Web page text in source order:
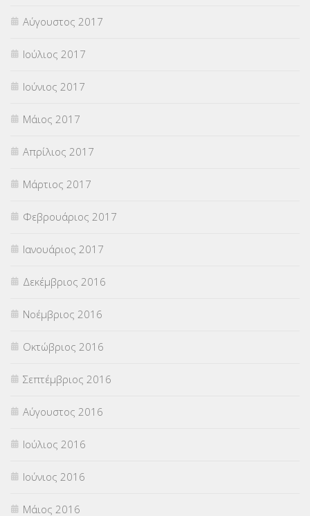
Αύγουστος 2017
Ιούλιος 2017
Ιούνιος 2017
Μάιος 2017
Απρίλιος 2017
Μάρτιος 2017
Φεβρουάριος 2017
Ιανουάριος 2017
Δεκέμβριος 2016
Νοέμβριος 2016
Οκτώβριος 2016
Σεπτέμβριος 2016
Αύγουστος 2016
Ιούλιος 2016
Ιούνιος 2016
Μάιος 2016